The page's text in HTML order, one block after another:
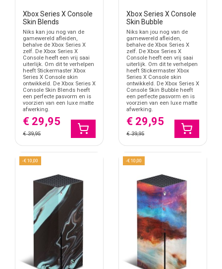
zoals carbon, camouflage, donkere uitvoeringen, kleurrijke gaming
prints en grafische ontwerpen. Wil je liever zelf een ontwerp
uploaden? Bekijk dan ook de mogelijkheden binnengame
controller & console stickers
Speciaal voor de Xbox Series X
De Xbox Series X heeft een volledig andere vorm dan de Xbox
Series S. Daardoor zijn de skins binnen deze categorie afgestemd
op de hoge rechthoekige behuizing van de Series X.
Uitsparingen sluiten aan op ventilatieopeningen, poorten en
knoppen zodat de console normaal gebruikt kan blijven worden
tijdens het gamen.
Van strak zwart tot opvallende gaming skins
Veel gamers gebruiken een Xbox Series X skin om de console
complete gamekamer. Sommige ontwerpen houden de console
juist minimalistisch, terwijl andere skins extra opvallen naast
monitoren of verlichting.
Carbon Xbox Series X console skins
Zwarte en donkere Xbox skins
Camouflage Xbox Series X skins
Grafische gaming skins
Kleurrijke Xbox console designs
Xbox Series X Console
Skin Blends
Niks kan jou nog van de
gamewereld afleiden,
behalve de Xbox Series X
zelf. De Xbox Series X
Console heeft een vrij saai
uiterlijk. Om dit te verhelpen
heeft Stickermaster Xbox
Series X Console skin
ontwikkeld. De Xbox Series X
Console Skin Blends heeft
een perfecte pasvorm en is
voorzien van een luxe matte
afwerking.
€ 29,95
€ 39,95
Xbox Series X Console
Skin Bubble
Niks kan jou nog van de
gamewereld afleiden,
behalve de Xbox Series X
zelf. De Xbox Series X
Console heeft een vrij saai
uiterlijk. Om dit te verhelpen
heeft Stickermaster Xbox
Series X Console skin
ontwikkeld. De Xbox Series X
Console Skin Bubble heeft
een perfecte pasvorm en is
voorzien van een luxe matte
afwerking.
€ 29,95
€ 39,95
-€ 10,00 -€ 10,00